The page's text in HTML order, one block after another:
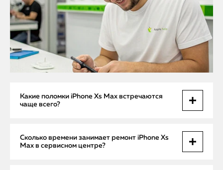
Какие поломки iPhone Xs Max встречаются
чаще всего?
являются повреждение дисплея, разбитое заднее стекло,
Сколько времени занимает ремонт iPhone Xs
Max в сервисном центре?